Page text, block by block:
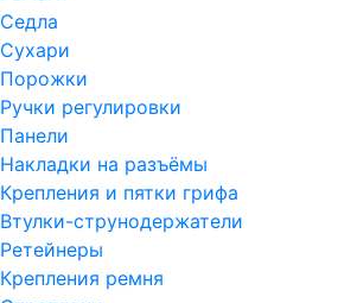
Седла
Сухари
Порожки
Ручки регулировки
Панели
Накладки на разъёмы
Крепления и пятки грифа
Втулки-струнодержатели
Ретейнеры
Крепления ремня